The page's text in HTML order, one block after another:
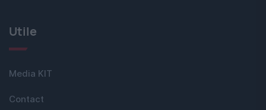
Utile
Media KIT
Contact